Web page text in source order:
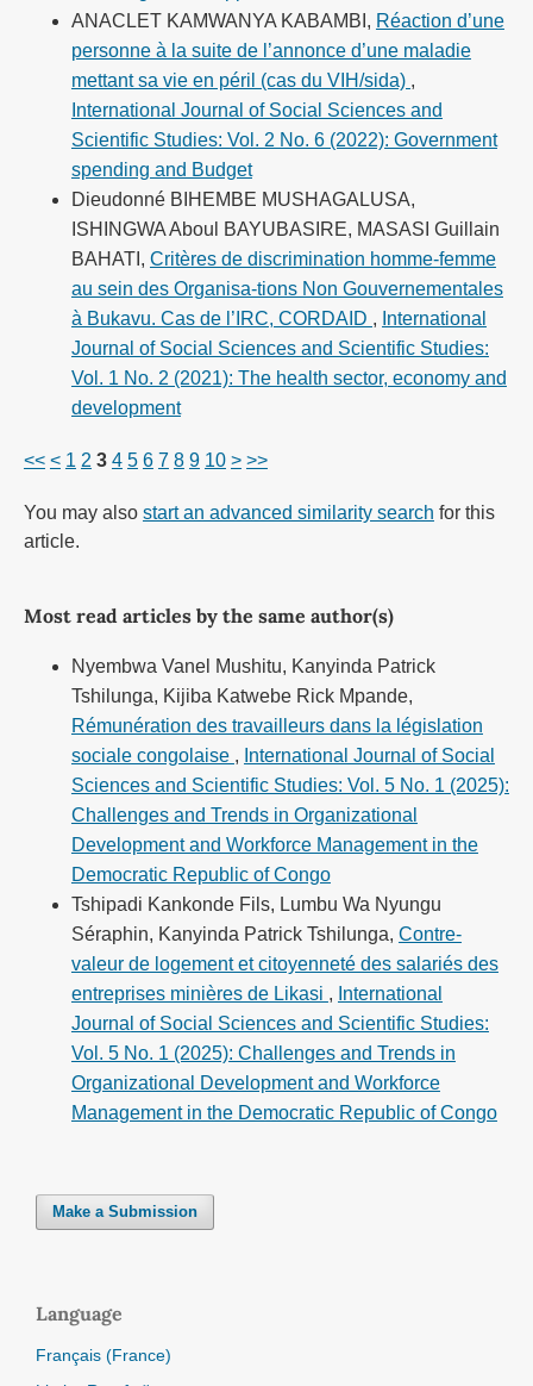
ANACLET KAMWANYA KABAMBI, Réaction d’une
personne à la suite de l’annonce d’une maladie
mettant sa vie en péril (cas du VIH/sida) ,
International Journal of Social Sciences and
Scientific Studies: Vol. 2 No. 6 (2022): Government
spending and Budget
Dieudonné BIHEMBE MUSHAGALUSA,
ISHINGWA Aboul BAYUBASIRE, MASASI Guillain
BAHATI, Critères de discrimination homme-femme
au sein des Organisa-tions Non Gouvernementales
à Bukavu. Cas de l’IRC, CORDAID , International
Journal of Social Sciences and Scientific Studies:
Vol. 1 No. 2 (2021): The health sector, economy and
development
<< < 1 2 3 4 5 6 7 8 9 10 > >>
You may also start an advanced similarity search for this
article.
Most read articles by the same author(s)
Nyembwa Vanel Mushitu, Kanyinda Patrick
Tshilunga, Kijiba Katwebe Rick Mpande,
Rémunération des travailleurs dans la législation
sociale congolaise , International Journal of Social
Sciences and Scientific Studies: Vol. 5 No. 1 (2025):
Challenges and Trends in Organizational
Development and Workforce Management in the
Democratic Republic of Congo
Tshipadi Kankonde Fils, Lumbu Wa Nyungu
Séraphin, Kanyinda Patrick Tshilunga, Contre-
valeur de logement et citoyenneté des salariés des
entreprises minières de Likasi , International
Journal of Social Sciences and Scientific Studies:
Vol. 5 No. 1 (2025): Challenges and Trends in
Organizational Development and Workforce
Management in the Democratic Republic of Congo
Make a Submission
Language
Français (France)